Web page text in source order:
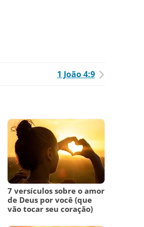
1 João 4:9
7 versículos sobre o amor
de Deus por você (que
vão tocar seu coração)